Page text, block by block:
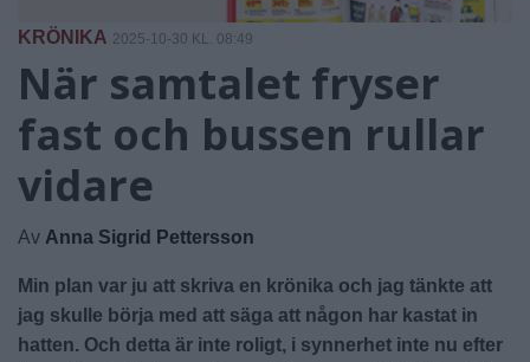
KRÖNIKA 2025-10-30 KL. 08:49
När samtalet fryser
fast och bussen rullar
vidare
Av Anna Sigrid Pettersson
Min plan var ju att skriva en krönika och jag tänkte att
jag skulle börja med att säga att någon har kastat in
hatten. Och detta är inte roligt, i synnerhet inte nu efter